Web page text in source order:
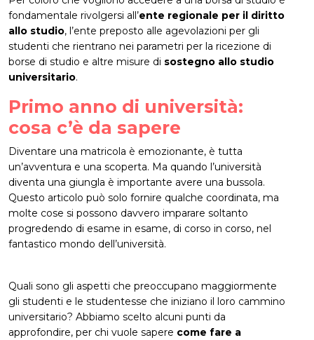
fondamentale rivolgersi all’ente regionale per il diritto
allo studio, l’ente preposto alle agevolazioni per gli
studenti che rientrano nei parametri per la ricezione di
borse di studio e altre misure di sostegno allo studio
universitario.
Primo anno di università:
cosa c’è da sapere
Diventare una matricola è emozionante, è tutta
un’avventura e una scoperta. Ma quando l’università
diventa una giungla è importante avere una bussola.
Questo articolo può solo fornire qualche coordinata, ma
molte cose si possono davvero imparare soltanto
progredendo di esame in esame, di corso in corso, nel
fantastico mondo dell’università.
Quali sono gli aspetti che preoccupano maggiormente
gli studenti e le studentesse che iniziano il loro cammino
universitario? Abbiamo scelto alcuni punti da
approfondire, per chi vuole sapere come fare a